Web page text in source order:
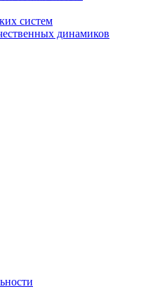
систем
динамиков